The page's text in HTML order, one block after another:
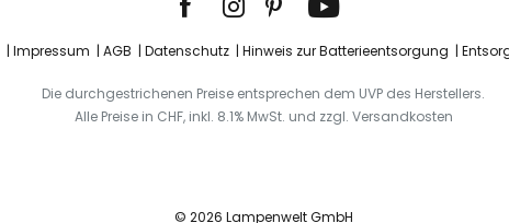
Impressum AGB Datenschutz Hinweis zur Batterieentsorgung
Die durchgestrichenen Preise entsprechen dem UVP des Herstellers.
Alle Preise in CHF, inkl. 8.1% MwSt. und zzgl. Versandkosten
© 2026 Lampenwelt GmbH